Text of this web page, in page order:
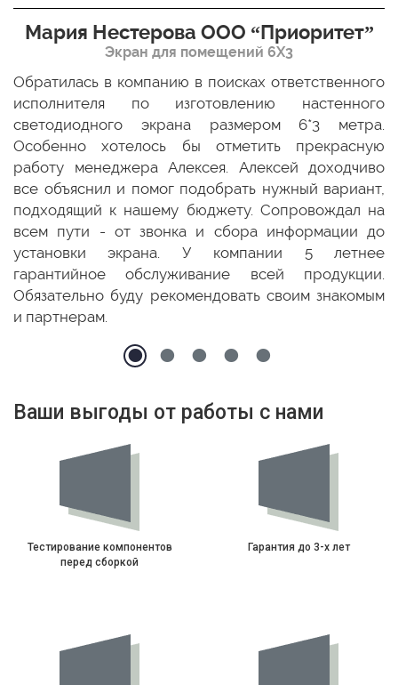
Мария Нестерова ООО “Приоритет”
Экран для помещений 6Х3
Обратилась в компанию в поисках ответственного
исполнителя по изготовлению настенного
светодиодного экрана размером 6*3 метра.
Особенно хотелось бы отметить прекрасную
работу менеджера Алексея. Алексей доходчиво
все объяснил и помог подобрать нужный вариант,
подходящий к нашему бюджету. Сопровождал на
всем пути - от звонка и сбора информации до
установки экрана. У компании 5 летнее
гарантийное обслуживание всей продукции.
Обязательно буду рекомендовать своим знакомым
и партнерам.
Ваши выгоды от работы с нами
Тестирование компонентов
перед сборкой
Гарантия до 3-х лет